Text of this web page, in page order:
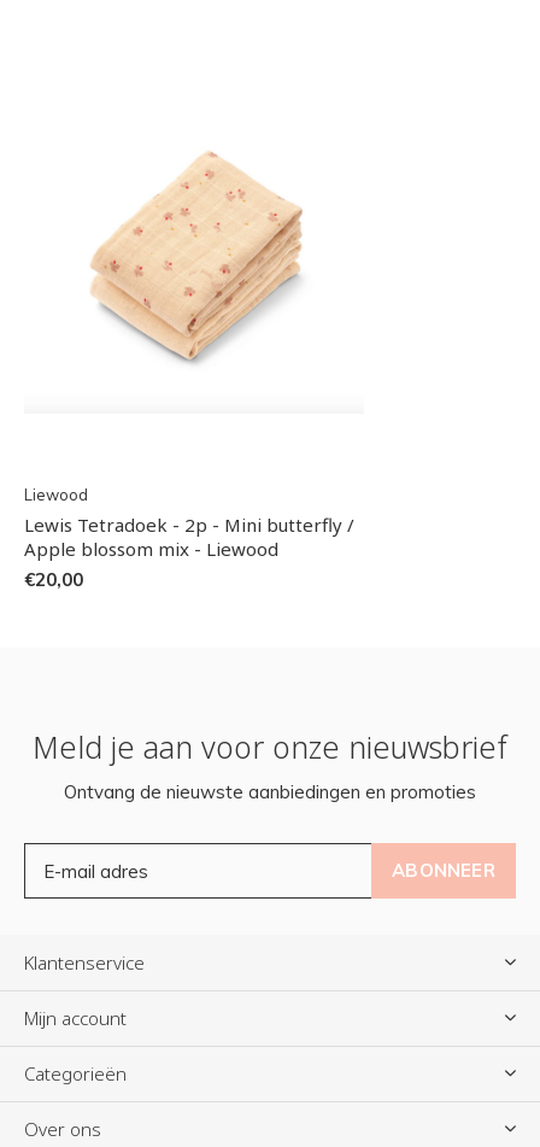
Liewood
Lewis Tetradoek - 2p - Mini butterfly /
Apple blossom mix - Liewood
€20,00
Meld je aan voor onze nieuwsbrief
Ontvang de nieuwste aanbiedingen en promoties
ABONNEER
Klantenservice
Mijn account
Categorieën
Over ons